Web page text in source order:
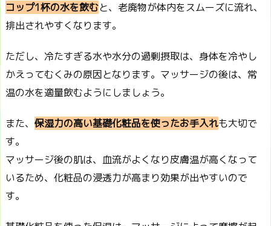
コップ1杯の水を飲むと、老廃物が体内をスムーズに流れ、
排出されやすくなります。
ただし、冷たすぎる水や水分の過剰摂取は、身体を冷やし
かえってむくみの原因となります。マッサージの後は、常
温の水を適量飲むようにしましょう。
また、 保湿力の高い基礎化粧品を使ったお手入れも大切で
す。
マッサージ後の肌は、血流がよくなり皮膚温が高くなって
いるため、化粧品の浸透力が高まり効果が出やすいので
す。